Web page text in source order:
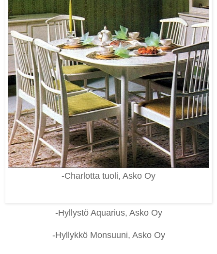
-Charlotta tuoli, Asko Oy
-Hyllystö Aquarius, Asko Oy
-Hyllykkö Monsuuni, Asko Oy